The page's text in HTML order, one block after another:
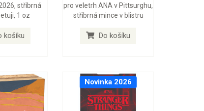
stříbrná
1 oz
košíku
pro veletrh ANA v Pittsurghu,
stříbrná mince v blistru
Do košíku
Novinka 2026